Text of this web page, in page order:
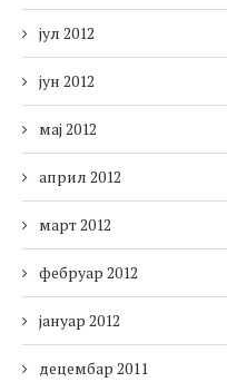
јул 2012
јун 2012
мај 2012
април 2012
март 2012
фебруар 2012
јануар 2012
децембар 2011